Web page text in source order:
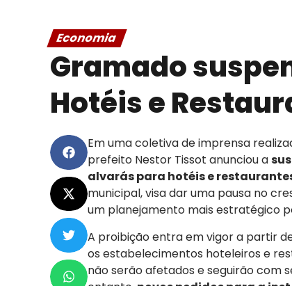
Economia
Gramado
Hotéis e
Em uma coletiva de imprensa
prefeito Nestor Tissot anunciou a
alvarás para hotéis e
municipal, visa dar uma pausa no
um planejamento mais estratégico
A proibição entra em vigor a partir
os estabelecimentos hoteleiros e
não serão afetados e seguirão com